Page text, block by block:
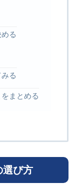
る
る
まとめる
選び方